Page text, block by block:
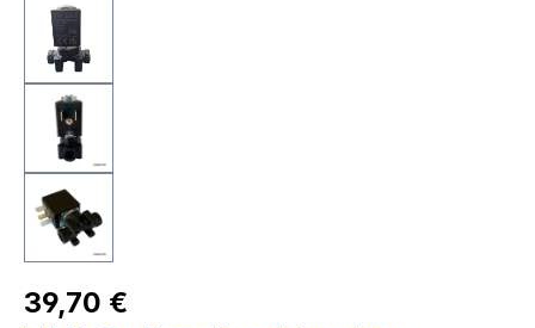
Regulärer Preis:
39,70 €